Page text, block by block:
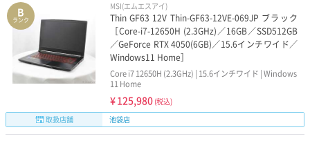
B
ランク
MSI(エムエスアイ)
Thin GF63 12V Thin-GF63-12VE-069JP ブラック
［Core-i7-12650H (2.3GHz)／16GB／SSD512GB
／GeForce RTX 4050(6GB)／15.6インチワイド／
Windows11 Home］
Core i7 12650H (2.3GHz) | 15.6インチワイド | Windows
11 Home
¥125,980 (税込)
取扱店舗
池袋店